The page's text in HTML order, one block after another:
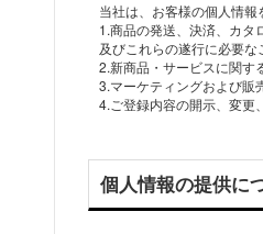
当社は、お客様の個人情報
1.商品の発送、決済、カタ
及びこれらの遂行に必要な
2.新商品・サービスに関す
3.マーケティングおよび販
4.ご登録内容の開示、変更
個人情報の提供に